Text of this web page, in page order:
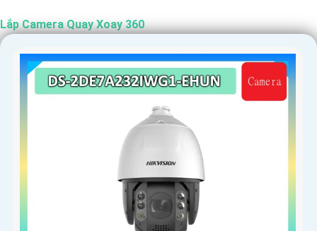
Lắp Camera Quay Xoay 360